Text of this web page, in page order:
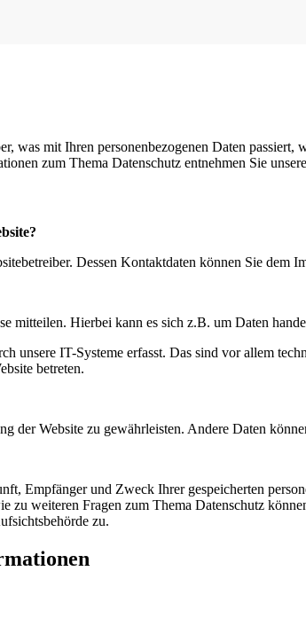
mit Ihren personenbezogenen Daten passiert,
zum Thema Datenschutz entnehmen Sie
Dessen Kontaktdaten können Sie dem
mitteilen. Hierbei kann es sich z.B. um Daten
unsere IT-Systeme erfasst. Das sind vor allem
betreten.
der Website zu gewährleisten. Andere Daten
Empfänger und Zweck Ihrer gespeicherten
weiteren Fragen zum Thema Datenschutz
zu.